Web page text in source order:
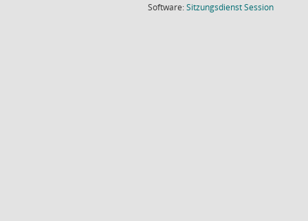
Software:SitzungsdienstSession(Wird in